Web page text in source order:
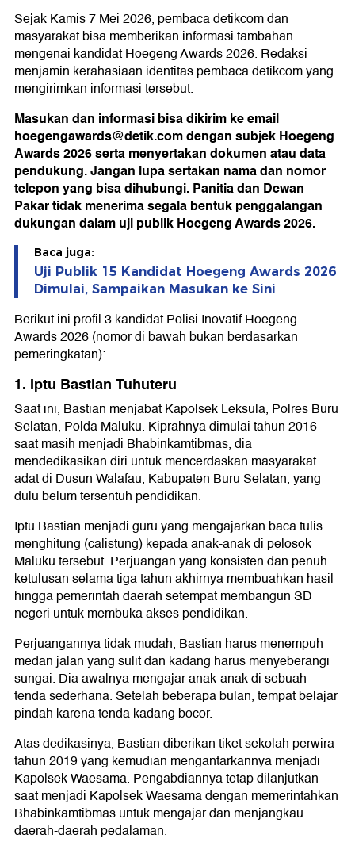
Sejak Kamis 7 Mei 2026, pembaca detikcom dan
masyarakat bisa memberikan informasi tambahan
mengenai kandidat Hoegeng Awards 2026. Redaksi
menjamin kerahasiaan identitas pembaca detikcom yang
mengirimkan informasi tersebut.
Masukan dan informasi bisa dikirim ke email
hoegengawards@detik.com dengan subjek Hoegeng
Awards 2026 serta menyertakan dokumen atau data
pendukung. Jangan lupa sertakan nama dan nomor
telepon yang bisa dihubungi. Panitia dan Dewan
Pakar tidak menerima segala bentuk penggalangan
dukungan dalam uji publik Hoegeng Awards 2026.
Baca juga:
Uji Publik 15 Kandidat Hoegeng Awards 2026
Dimulai, Sampaikan Masukan ke Sini
Berikut ini profil 3 kandidat Polisi Inovatif Hoegeng
Awards 2026 (nomor di bawah bukan berdasarkan
pemeringkatan):
1. Iptu Bastian Tuhuteru
Saat ini, Bastian menjabat Kapolsek Leksula, Polres Buru
Selatan, Polda Maluku. Kiprahnya dimulai tahun 2016
saat masih menjadi Bhabinkamtibmas, dia
mendedikasikan diri untuk mencerdaskan masyarakat
adat di Dusun Walafau, Kabupaten Buru Selatan, yang
dulu belum tersentuh pendidikan.
Iptu Bastian menjadi guru yang mengajarkan baca tulis
menghitung (calistung) kepada anak-anak di pelosok
Maluku tersebut. Perjuangan yang konsisten dan penuh
ketulusan selama tiga tahun akhirnya membuahkan hasil
hingga pemerintah daerah setempat membangun SD
negeri untuk membuka akses pendidikan.
Perjuangannya tidak mudah, Bastian harus menempuh
medan jalan yang sulit dan kadang harus menyeberangi
sungai. Dia awalnya mengajar anak-anak di sebuah
tenda sederhana. Setelah beberapa bulan, tempat belajar
pindah karena tenda kadang bocor.
Atas dedikasinya, Bastian diberikan tiket sekolah perwira
tahun 2019 yang kemudian mengantarkannya menjadi
Kapolsek Waesama. Pengabdiannya tetap dilanjutkan
saat menjadi Kapolsek Waesama dengan memerintahkan
Bhabinkamtibmas untuk mengajar dan menjangkau
daerah-daerah pedalaman.